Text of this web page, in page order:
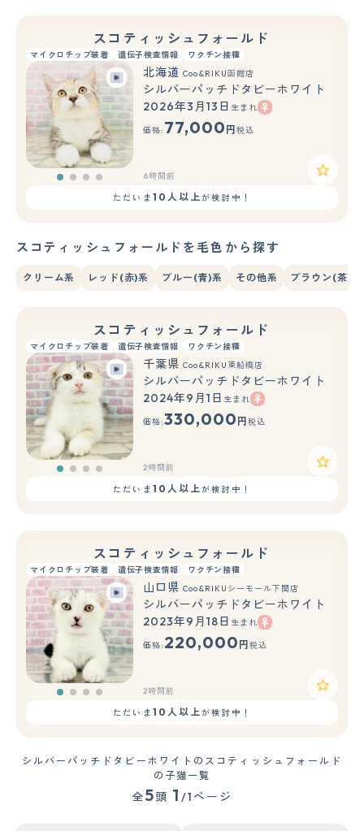
スコティッシュフォールド
マイクロチップ装着 遺伝子検査情報 ワクチン接種
北海道 Coo&RIKU函館店
シルバーパッチドタビーホワイト
2026年3月13日 生まれ
価格: 77,000 円 税込
6時間前
ただいま 10人以上が検討中！
スコティッシュフォールドを毛色から探す
クリーム系 レッド(赤)系 ブルー(青)系 その他系 ブラウン(茶)系
スコティッシュフォールド
マイクロチップ装着 遺伝子検査情報 ワクチン接種
千葉県 Coo&RIKU東船橋店
シルバーパッチドタビーホワイト
2024年9月1日 生まれ
価格:330,000 円 税込
2時間前
ただいま 10人以上が検討中！
スコティッシュフォールド
マイクロチップ装着 遺伝子検査情報 ワクチン接種
山口県 Coo&RIKUシーモール下関店
シルバーパッチドタビーホワイト
2023年9月18日 生まれ
価格: 220,000 円 税込
2時間前
ただいま 10人以上が検討中！
シルバーパッチドタビーホワイトのスコティッシュフォールド
の子猫一覧
全5頭 1 /1ページ